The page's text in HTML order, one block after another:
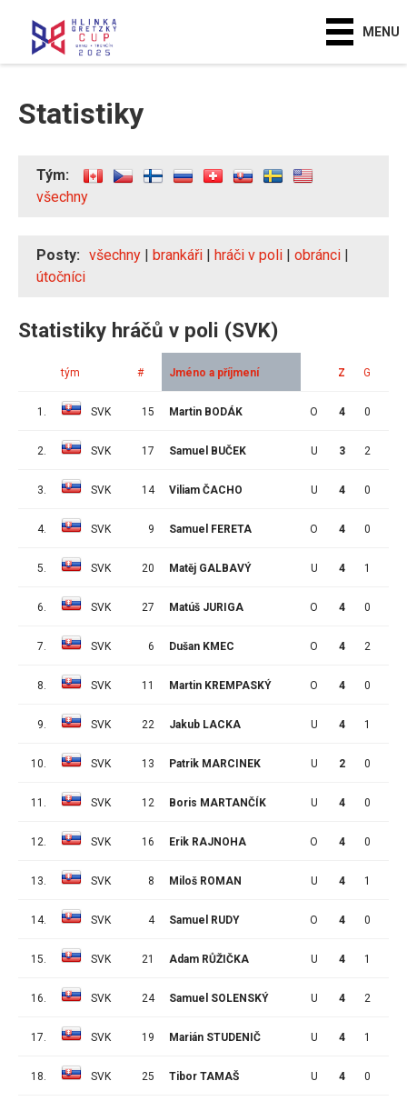
MENU
Statistiky
Tým:
všechny
Posty: všechny | brankáři | hráči v poli | obránci |
útočníci
Statistiky hráčů v poli (SVK)
tým # Jméno a příjmení Z G
1. SVK 15 Martin BODÁK O 4 0
2. SVK 17 Samuel BUČEK U 3 2
3. SVK 14 Viliam ČACHO U 4 0
4. SVK 9 Samuel FERETA O 4 0
5. SVK 20 Matěj GALBAVÝ U 4 1
6. SVK 27 Matúš JURIGA O 4 0
7. SVK 6 Dušan KMEC O 4 2
8. SVK 11 Martin KREMPASKÝ O 4 0
9. SVK 22 Jakub LACKA U 4 1
10. SVK 13 Patrik MARCINEK U 2 0
11. SVK 12 Boris MARTANČÍK U 4 0
12. SVK 16 Erik RAJNOHA O 4 0
13. SVK 8 Miloš ROMAN U 4 1
14. SVK 4 Samuel RUDY O 4 0
15. SVK 21 Adam RŮŽIČKA U 4 1
16. SVK 24 Samuel SOLENSKÝ U 4 2
17. SVK 19 Marián STUDENIČ U 4 1
18. SVK 25 Tibor TAMAŠ U 4 0